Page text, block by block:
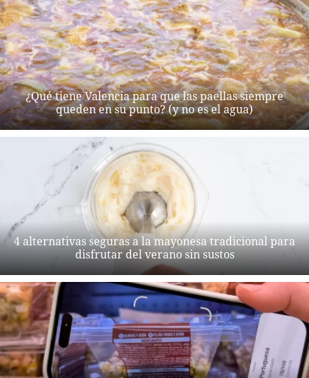
¿Qué tiene Valencia para que las paellas siempre
queden en su punto? (y no es el agua)
4 alternativas seguras a la mayonesa tradicional para
disfrutar del verano sin sustos